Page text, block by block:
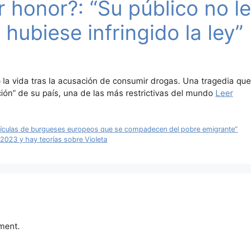
honor?: “Su público no le
infringido la ley”
vida tras la acusación de consumir drogas. Una tragedia que
de su país, una de las más restrictivas del mundo Leer
de burgueses europeos que se compadecen del pobre emigrante”
y hay teorías sobre Violeta